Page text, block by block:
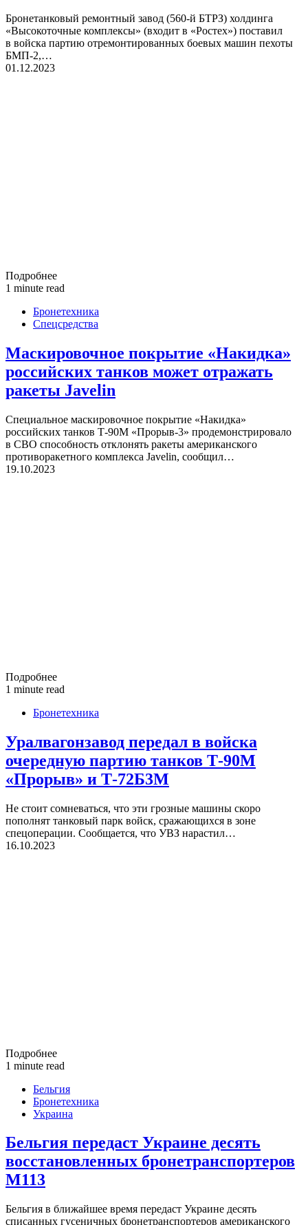
Бронетанковый ремонтный завод (560-й БТРЗ) холдинга
«Высокоточные комплексы» (входит в «Ростех») поставил
в войска партию отремонтированных боевых машин пехоты
БМП-2,…
01.12.2023
Подробнее
1 minute read
Бронетехника
Спецсредства
Маскировочное покрытие «Накидка»
российских танков может отражать
ракеты Javelin
Специальное маскировочное покрытие «Накидка»
российских танков Т-90М «Прорыв-3» продемонстрировало
в СВО способность отклонять ракеты американского
противоракетного комплекса Javelin, сообщил…
19.10.2023
Подробнее
1 minute read
Бронетехника
Уралвагонзавод передал в войска
очередную партию танков Т-90М
«Прорыв» и Т-72Б3М
Не стоит сомневаться, что эти грозные машины скоро
пополнят танковый парк войск, сражающихся в зоне
спецоперации. Сообщается, что УВЗ нарастил…
16.10.2023
Подробнее
1 minute read
Бельгия
Бронетехника
Украина
Бельгия передаст Украине десять
восстановленных бронетранспортеров
M113
Бельгия в ближайшее время передаст Украине десять
списанных гусеничных бронетранспортеров американского